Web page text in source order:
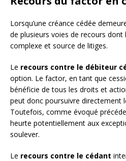
Lorsqu’une créance cédée
de plusieurs voies de recours dont
complexe et source de litiges.
Le recours contre le débiteur
option. Le factor, en tant que
bénéficie de tous les droits et
peut donc poursuivre directement
Toutefois, comme évoqué
heurte potentiellement aux
soulever.
Le recours contre le cédant